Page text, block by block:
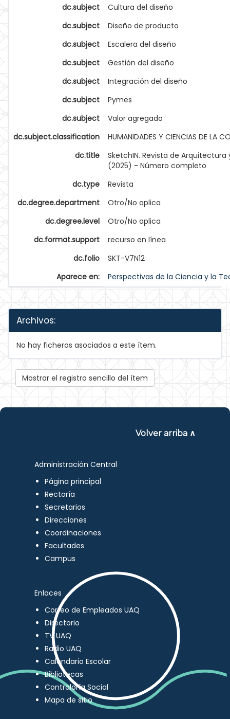
dc.subject
Cultura del diseño
dc.subject
Diseño de producto
dc.subject
Escalera del diseño
dc.subject
Gestión del diseño
dc.subject
Integración del diseño
dc.subject
Pymes
dc.subject
Valor agregado
dc.subject.classification
HUMANIDADES Y CIENCIAS DE LA
dc.title
SketchIN. Revista de Arquitectura
(2025) - Número completo
dc.type
Revista
dc.degree.department
Otro/No aplica
dc.degree.level
Otro/No aplica
dc.format.support
recurso en línea
dc.folio
SKT-V7N12
Aparece en:
Perspectivas de la Ciencia y la
Archivos:
No hay ficheros asociados a este ítem.
Mostrar el registro sencillo del ítem
Volver arriba ∧
Administración Central
Página principal
Rectoría
Secretarios
Direcciones
Coordinaciones
Facultades
Campus
Enlaces
Correo de Empleados UAQ
Directorio
TV UAQ
Radio UAQ
Calendario Escolar
Bibliotecas
Contraloría Social
Mapa de sitio